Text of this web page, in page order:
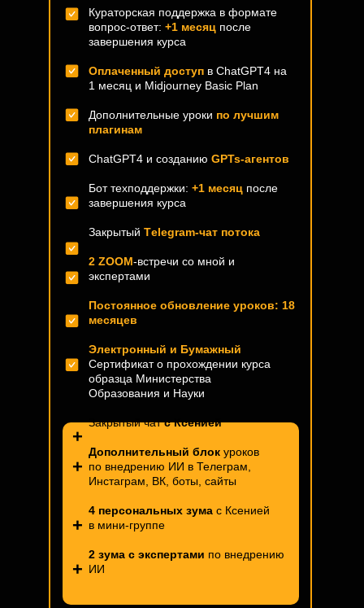
Кураторская поддержка в формате
вопрос-ответ: +1 месяц после
завершения курса
Оплаченный доступ в ChatGPT4 на
1 месяц и Midjourney Basic Plan
Дополнительные уроки по лучшим
плагинам
ChatGPT4 и созданию GPTs-агентов
Бот техподдержки: +1 месяц после
завершения курса
Закрытый Тelegram-чат потока
2 ZOOM-встречи со мной и
экспертами
Постоянное обновление уроков: 18
месяцев
Электронный и Бумажный
Сертификат о прохождении курса
образца Министерства
Образования и Науки
Закрытый чатс Ксенией
Дополнительный блок уроков
по внедрению ИИ в Телеграм,
Инстаграм, ВК, боты, сайты
4 персональных зума с Ксенией
в мини-группе
2 зума с экспертами по внедрению
ИИ
+
+
+
+